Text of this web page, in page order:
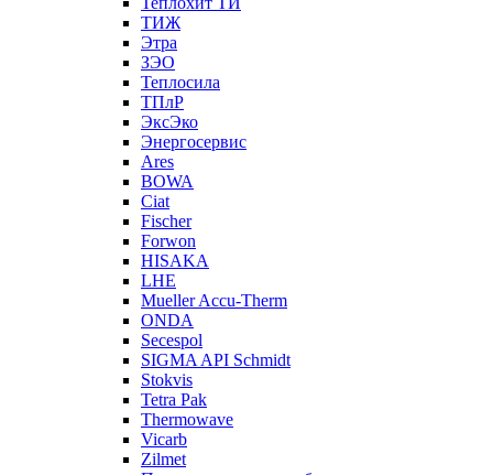
ТИЖ
Этра
ЗЭО
Теплосила
ТПлР
ЭксЭко
Энергосервис
Ares
BOWA
Ciat
Fischer
Forwon
HISAKA
LHE
Mueller Accu-Therm
ONDA
Secespol
SIGMA API Schmidt
Stokvis
Tetra Pak
Thermowave
Vicarb
Zilmet